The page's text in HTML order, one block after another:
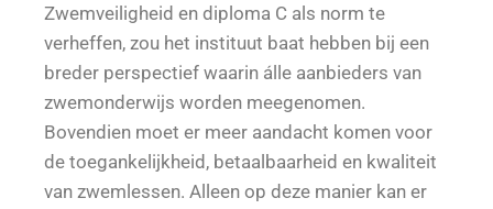
Zwemveiligheid en diploma C als norm te
verheffen, zou het instituut baat hebben bij een
breder perspectief waarin álle aanbieders van
zwemonderwijs worden meegenomen.
Bovendien moet er meer aandacht komen voor
de toegankelijkheid, betaalbaarheid en kwaliteit
van zwemlessen. Alleen op deze manier kan er